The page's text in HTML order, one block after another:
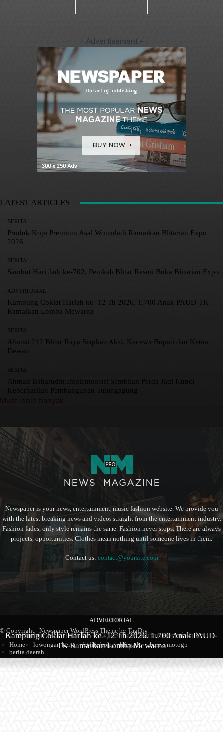
BERITA
Produk Kopi Premium Asal Wonodadi Ramaikan Blitarian
Expo 2026
BERITA
Sambut Hari Jadi ke-702, Pemkab Blitar Resmi Buka
Blitarian Expo
ADVERTORIAL
Kampung Coklat Harlah ke -12 Th 2026, 1.700 Anak PAUD-
TK Ramaikan Lomba Mewarna
- Advertisement -
LATEST ARTICLES
BERITA
Produk Kopi Premium Asal Wonodadi Ramaikan Blitarian Expo
2026
BERITA
Sambut Hari Jadi ke-702, Pemkab Blitar Resmi Buka Blitarian Expo
ADVERTORIAL
Kampung Coklat Harlah ke -12 Th 2026, 1.700 Anak PAUD-TK
Ramaikan Lomba Mewarna
BERITA
Aliansi 212 Blitar Raya Siapkan Aksi, Kecewa Bupati dan Ketua
Dewan
BERITA
Ahmad Baharudin:Implementasi Sembilan Perda Jadi Kunci
Keberhasilan Pembangunan Tulungagung
Newspaper is your news, entertainment, music fashion website. We provide you
with the latest breaking news and videos straight from the entertainment industry.
Fashion fades, only style remains the same. Fashion never stops. There are always
projects, opportunities. Clothes mean nothing until someone lives in them.
Contact us: contact@yoursite.com
© Copyright - Newspaper WordPress Theme by TagDiv
Home
lowongan kerja berita bola lifestyle
berita motogp
berita daerah